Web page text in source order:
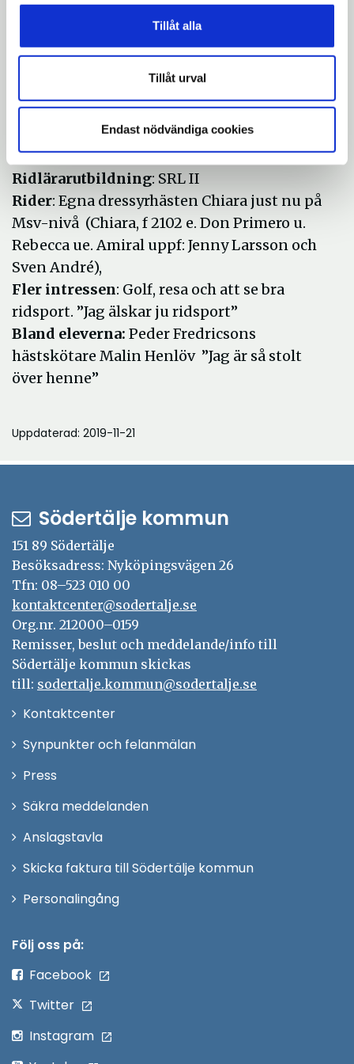
Tillåt alla
Tillåt urval
Endast nödvändiga cookies
stipendium om 10 000 kronor.
Om Carina Bergh
Hemmaklubb: Järna Ridklubb
: Södertälje RK
Bor: Vagnhärad
Ridlärarutbildning: SRL II
Rider: Egna dressyrhästen Chiara just nu på
Msv-nivå (Chiara, f 2102 e. Don Primero u.
Rebecca ue. Amiral uppf: Jenny Larsson och
Sven André),
Fler intressen: Golf, resa och att se bra
ridsport. ”Jag älskar ju ridsport”
Bland eleverna: Peder Fredricsons
hästskötare Malin Henlöv ”Jag är så stolt
över henne”
Uppdaterad: 2019-11-21
Södertälje kommun
151 89 Södertälje
Besöksadress: Nyköpingsvägen 26
Tfn: 08–523 010 00
kontaktcenter@sodertalje.se
Org.nr. 212000–0159
Remisser, beslut och meddelande/info till
Södertälje kommun skickas
till: sodertalje.kommun@sodertalje.se
KontaktcenterÖppna
Synpunkter och felanmälan
Press
fönster
Säkra meddelanden
Anslagstavla
Skicka faktura till Södertälje kommun
PersonalingångÖppna
Följ oss på:
Facebook
Twitter
Instagram